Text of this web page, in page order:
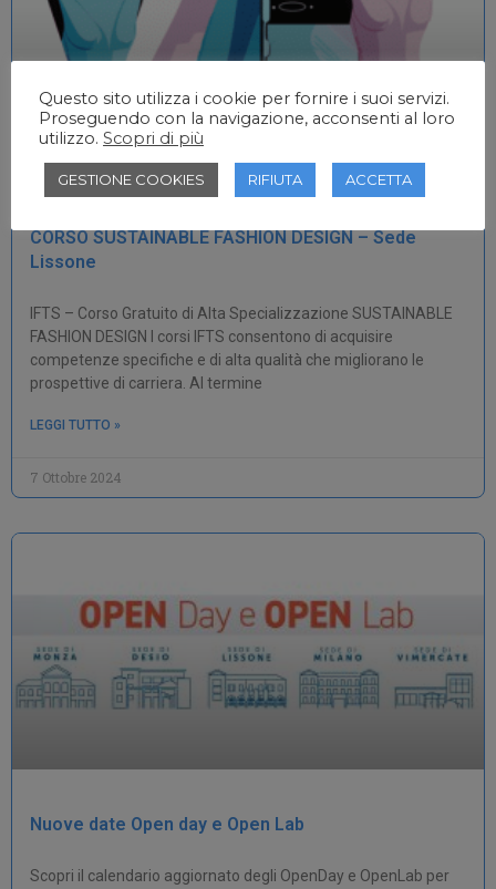
CORSO SUSTAINABLE FASHION DESIGN – Sede
Lissone
IFTS – Corso Gratuito di Alta Specializzazione SUSTAINABLE
FASHION DESIGN I corsi IFTS consentono di acquisire
competenze specifiche e di alta qualità che migliorano le
prospettive di carriera. Al termine
LEGGI TUTTO »
7 Ottobre 2024
Nuove date Open day e Open Lab
Scopri il calendario aggiornato degli OpenDay e OpenLab per
Questo sito utilizza i cookie per fornire i suoi servizi.
Proseguendo con la navigazione, acconsenti al loro
utilizzo. Scopri di più
GESTIONE COOKIES RIFIUTA ACCETTA